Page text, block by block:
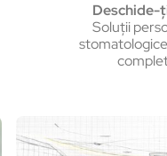
Deschide-
Soluții